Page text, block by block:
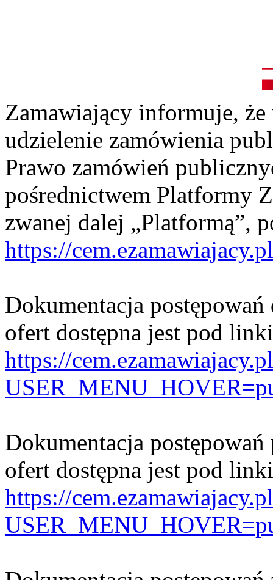
Zamawiający informuje,
udzielenie zamówienia
Prawo zamówień
pośrednictwem Platformy
zwanej dalej „Platformą”,
https://cem.ezamawiajacy.pl
Dokumentacja postępowań
ofert dostępna jest pod
https://
Dokumentacja
ofert dostępna jest pod
https://